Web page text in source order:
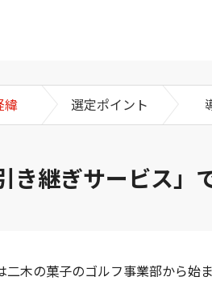
き継ぎサービス」
緯 選定ポイント
木の菓子のゴルフ事業部から始